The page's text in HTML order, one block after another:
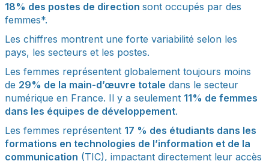
18% des postes de direction sont occupés par des
femmes*.
Les chiffres montrent une forte variabilité selon les
pays, les secteurs et les postes.
Les femmes représentent globalement toujours moins
de 29% de la main-d’œuvre totale dans le secteur
numérique en France. Il y a seulement 11% de femmes
dans les équipes de développement.
Les femmes représentent 17 % des étudiants dans les
formations en technologies de l’information et de la
communication (TIC), impactant directement leur accès